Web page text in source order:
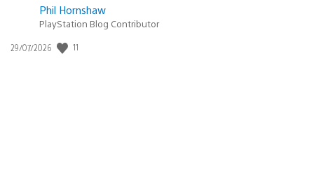
Phil Hornshaw
PlayStation Blog Contributor
Date
29/07/2026 11